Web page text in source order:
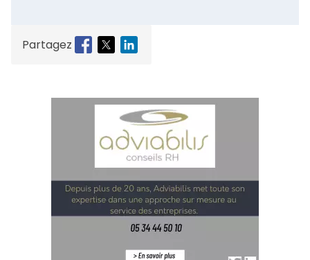
Partagez